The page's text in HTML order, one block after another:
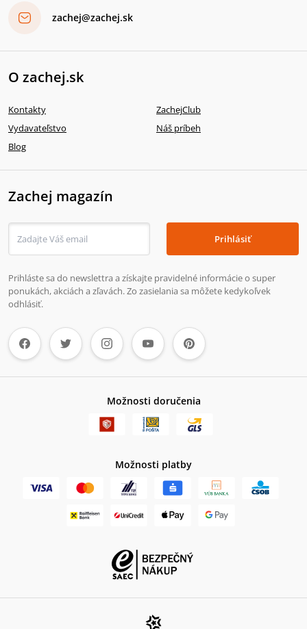
zachej@zachej.sk
O zachej.sk
Kontakty
ZachejClub
Vydavateľstvo
Náš príbeh
Blog
Zachej magazín
Prihlásiť
Prihláste sa do newslettra a získajte pravidelné informácie o super
ponukách, akciách a zľavách. Zo zasielania sa môžete kedykoľvek
odhlásiť.
Možnosti doručenia
Možnosti platby